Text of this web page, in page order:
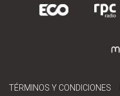
TÉRMINOS Y CONDICIONES